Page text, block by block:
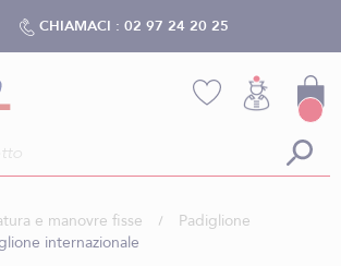
CHIAMACI : 02 97 24 20 25
e manovre fisse
Padiglione
internazionale